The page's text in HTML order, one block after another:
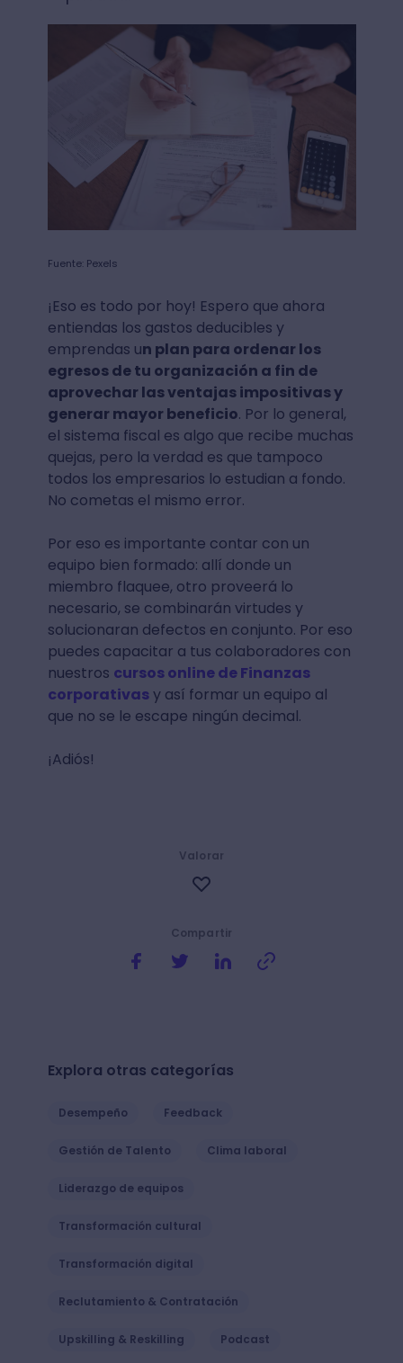
Fuente: Pexels
¡Eso es todo por hoy! Espero que ahora
entiendas los gastos deducibles y
emprendas un plan para ordenar los
egresos de tu organización a fin de
aprovechar las ventajas impositivas y
generar mayor beneficio. Por lo general,
el sistema fiscal es algo que recibe muchas
quejas, pero la verdad es que tampoco
todos los empresarios lo estudian a fondo.
No cometas el mismo error.
Por eso es importante contar con un
equipo bien formado: allí donde un
miembro flaquee, otro proveerá lo
necesario, se combinarán virtudes y
solucionaran defectos en conjunto. Por eso
puedes capacitar a tus colaboradores con
nuestros cursos online de Finanzas
corporativasy así formar un equipo al
que no se le escape ningún decimal.
¡Adiós!
Compartir
Valorar
Explora otras categorías
Desempeño Feedback
Gestión de Talento Clima laboral
Liderazgo de equipos
Transformación cultural
Transformación digital
Reclutamiento & Contratación
Upskilling & Reskilling Podcast